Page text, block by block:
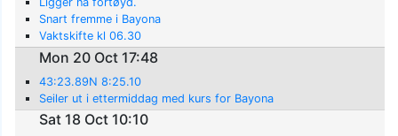
Snart fremme i Bayona
Vaktskifte kl 06.30
Mon 20 Oct 17:48
43:23.89N 8:25.10
Seiler ut i ettermiddag med kurs for Bayona
Sat 18 Oct 10:10